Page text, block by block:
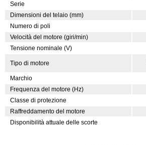
Serie
Dimensioni del telaio (mm)
Numero di poli
Velocità del motore (giri/min)
Tensione nominale (V)
Tipo di motore
Marchio
Frequenza del motore (Hz)
Classe di protezione
Raffreddamento del motore
Disponibilità attuale delle scorte